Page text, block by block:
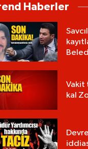
Haberler
Vakit
kal